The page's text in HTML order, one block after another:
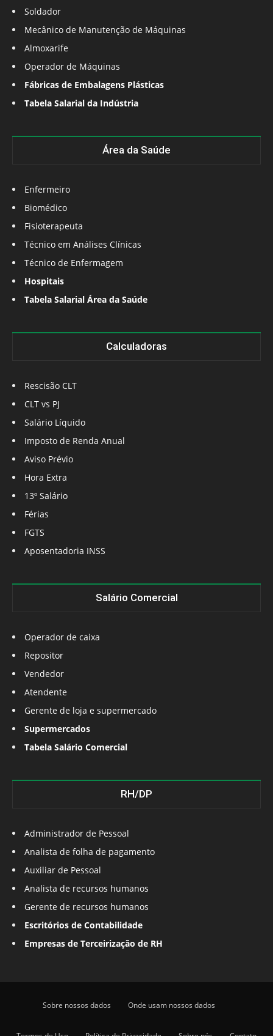
Soldador
Mecânico de Manutenção de Máquinas
Almoxarife
Operador de Máquinas
Fábricas de Embalagens Plásticas
Tabela Salarial da Indústria
Área da Saúde
Enfermeiro
Biomédico
Fisioterapeuta
Técnico em Análises Clínicas
Técnico de Enfermagem
Hospitais
Tabela Salarial Área da Saúde
Calculadoras
Rescisão CLT
CLT vs PJ
Salário Líquido
Imposto de Renda Anual
Aviso Prévio
Hora Extra
13º Salário
Férias
FGTS
Aposentadoria INSS
Salário Comercial
Operador de caixa
Repositor
Vendedor
Atendente
Gerente de loja e supermercado
Supermercados
Tabela Salário Comercial
RH/DP
Administrador de Pessoal
Analista de folha de pagamento
Auxiliar de Pessoal
Analista de recursos humanos
Gerente de recursos humanos
Escritórios de Contabilidade
Empresas de Terceirização de RH
Sobre nossos dados Onde usam nossos dados